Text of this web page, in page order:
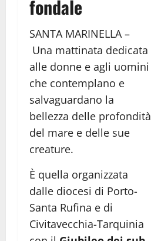
fondale
SANTA MARINELLA –
Una mattinata dedicata
alle donne e agli uomini
che contemplano e
salvaguardano la
bellezza delle profondità
del mare e delle sue
creature.
È quella organizzata
dalle diocesi di Porto-
Santa Rufina e di
Civitavecchia-Tarquinia